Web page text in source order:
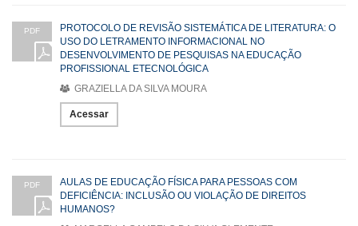
PDF
PROTOCOLO DE REVISÃO SISTEMÁTICA DE LITERATURA: O
USO DO LETRAMENTO INFORMACIONAL NO
DESENVOLVIMENTO DE PESQUISAS NA EDUCAÇÃO
PROFISSIONAL ETECNOLÓGICA
GRAZIELLA DA SILVA MOURA
Acessar
PDF
AULAS DE EDUCAÇÃO FÍSICA PARA PESSOAS COM
DEFICIÊNCIA: INCLUSÃO OU VIOLAÇÃO DE DIREITOS
HUMANOS?